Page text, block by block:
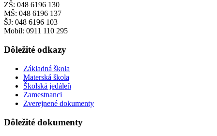
ZŠ: 048 6196 130
MŠ: 048 6196 137
ŠJ: 048 6196 103
Mobil: 0911 110 295
Dôležité odkazy
Základná škola
Materská škola
Školská jedáleň
Zamestnanci
Zverejnené dokumenty
Dôležité dokumenty